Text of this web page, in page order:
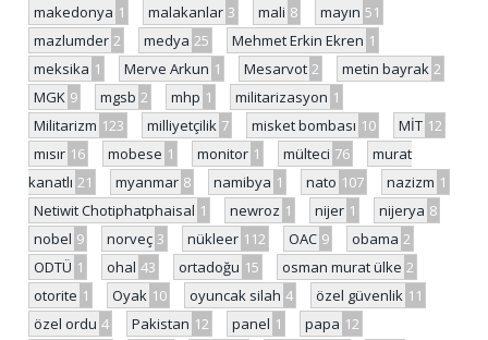
makedonya 1 malakanlar 3 mali 8 mayın 51
mazlumder 2 medya 25 Mehmet Erkin Ekren 1
meksika 1 Merve Arkun 1 Mesarvot 2 metin bayrak 2
MGK 9 mgsb 2 mhp 1 militarizasyon 1
Militarizm 123 milliyetçilik 7 misket bombası 10 MİT 12
mısır 16 mobese 1 monitor 1 mülteci 76
murat
kanatlı 21 myanmar 8 namibya 1 nato 107 nazizm 1
Netiwit Chotiphatphaisal 1 newroz 1 nijer 1 nijerya 8
nobel 9 norveç 3 nükleer 112 OAC 9 obama 2
ODTÜ 1 ohal 43 ortadoğu 15 osman murat ülke 2
otorite 1 Oyak 10 oyuncak silah 4 özel güvenlik 11
özel ordu 4 Pakistan 12 panel 1 papa 12